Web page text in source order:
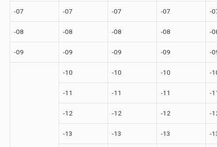
-07 -07 -07 -07 -
-08 -08 -08 -08 -
-09 -09 -09 -09 -
-10 -10 -10 -
-11 -11 -11 -
-12 -12 -12 -
-13 -13 -13 -